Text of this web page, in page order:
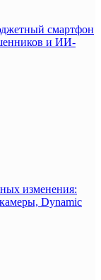
смартфон
и ИИ-
изменения:
Dynamic